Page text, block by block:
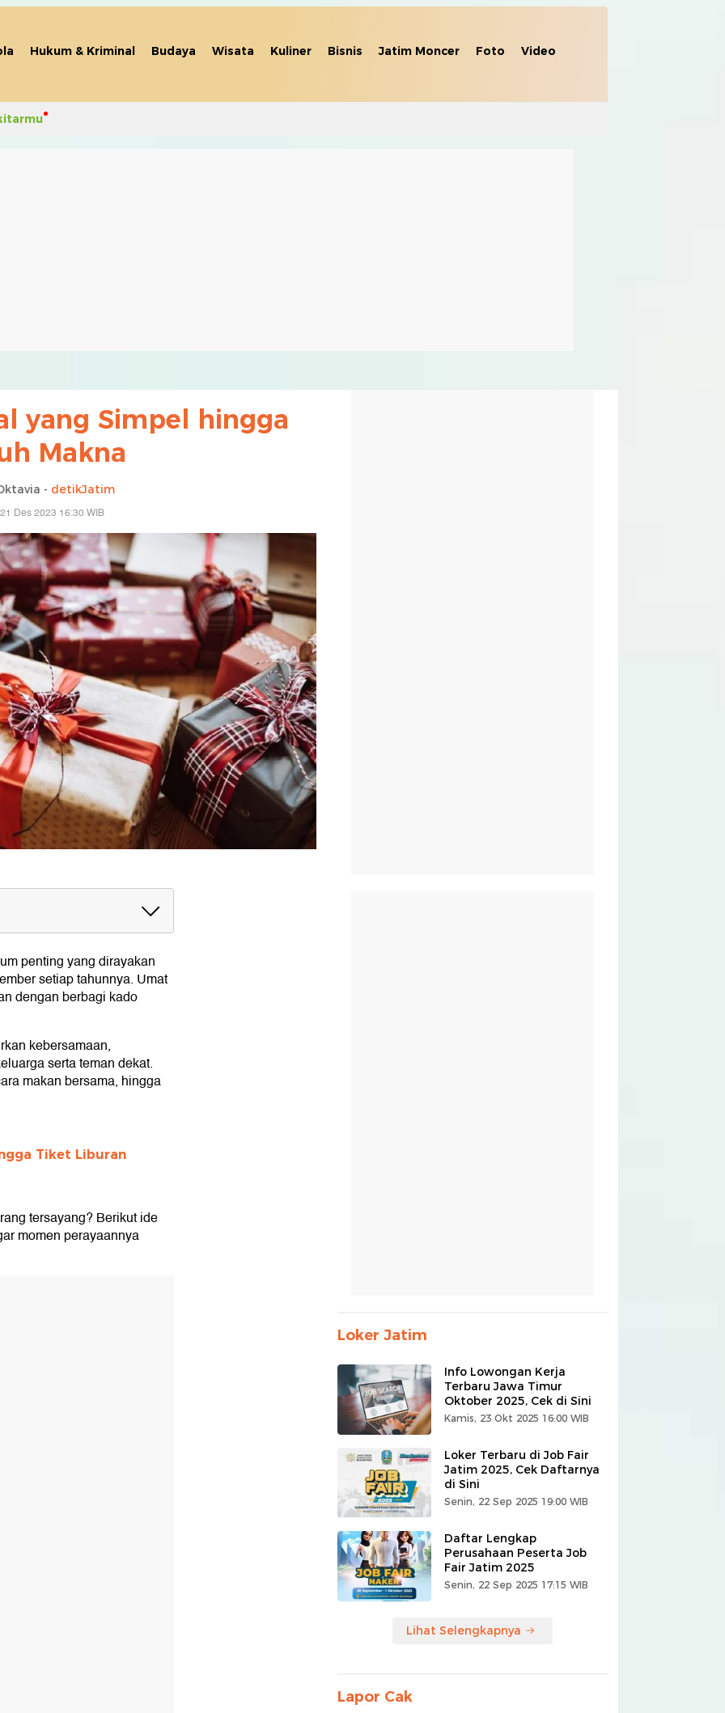
Hukum & Kriminal Budaya Wisata Kuliner Bisnis Jatim Moncer Foto Video
yang Simpel hingga
Makna
- detikJatim
Des 2023 16:30 WIB
penting yang dirayakan
setiap tahunnya. Umat
dengan berbagi kado
kebersamaan,
serta teman dekat.
makan bersama, hingga
Tiket Liburan
tersayang? Berikut ide
momen perayaannya
Loker Jatim
Info Lowongan Kerja
Terbaru Jawa Timur
Oktober 2025, Cek di Sini
Kamis, 23 Okt 2025 16:00 WIB
Loker Terbaru di Job Fair
Jatim 2025, Cek Daftarnya
di Sini
Senin, 22 Sep 2025 19:00 WIB
Daftar Lengkap
Perusahaan Peserta Job
Fair Jatim 2025
Senin, 22 Sep 2025 17:15 WIB
Lihat Selengkapnya
Lapor Cak